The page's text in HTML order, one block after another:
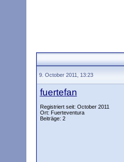
9. October 2011, 13:23
fuertefan
Registriert seit: October 2011
Ort: Fuerteventura
Beiträge: 2